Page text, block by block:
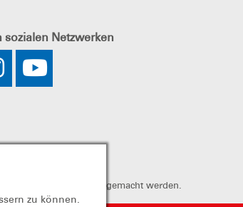
zu können.
sozialen Netzwerken
steuerlich geltend gemacht werden.